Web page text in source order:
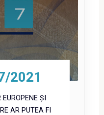
2021
ȘI
AR PUTEA FI